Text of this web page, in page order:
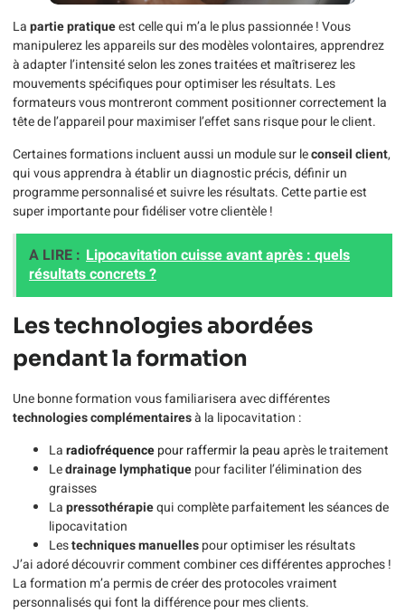
Lapartie pratiqueest celle qui m’a le plus passionnée ! Vous
manipulerez les appareils sur des modèles volontaires, apprendrez
à adapter l’intensité selon les zones traitées et maîtriserez les
mouvements spécifiques pour optimiser les résultats. Les
formateurs vous montreront comment positionner correctement la
tête de l’appareil pour maximiser l’effet sans risque pour le client.
Certaines formations incluent aussi un module sur leconseil client,
qui vous apprendra à établir un diagnostic précis, définir un
programme personnalisé et suivre les résultats. Cette partie est
super importante pour fidéliser votre clientèle !
A LIRE : Lipocavitation cuisse avant après : quels
résultats concrets ?
Les technologies abordées
pendant la formation
Une bonne formation vous familiarisera avec différentes
technologies complémentairesà la lipocavitation :
Laradiofréquencepour raffermir la peauaprès le traitement
Ledrainage lymphatiquepour faciliter l’élimination des
graisses
Lapressothérapiequi complète parfaitement les séances de
lipocavitation
Lestechniques manuellespour optimiser les résultats
J’ai adoré découvrir comment combiner ces différentes approches !
La formation m’a permis de créer des protocoles vraiment
personnalisés qui font la différence pour mes clients.